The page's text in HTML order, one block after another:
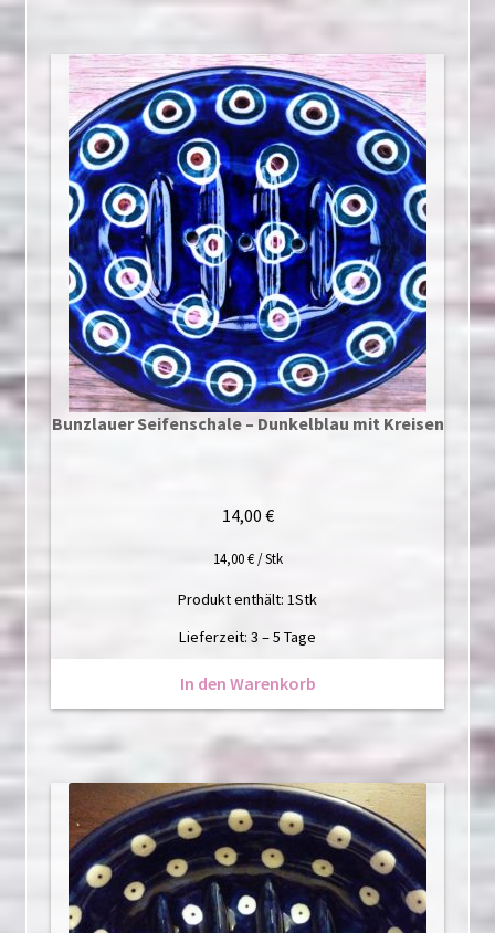
Bunzlauer Seifenschale – Dunkelblau mit Kreisen
14,00 €
14,00€/Stk
Produkt enthält: 1Stk
Lieferzeit: 3 – 5 Tage
In den Warenkorb